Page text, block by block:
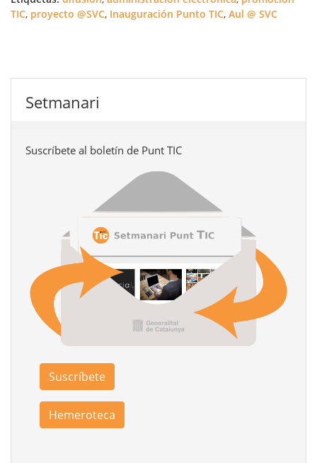
TIC, proyecto @SVC, Inauguración Punto TIC, Aul @ SVC
Setmanari
Suscríbete al boletín de Punt TIC
Suscríbete
Hemeroteca